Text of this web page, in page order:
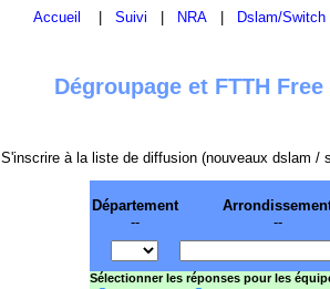
Accueil Suivi NRA Dslam/Switch
Dégroupage et FTTH
S'inscrire à la liste de diffusion (nouveaux dslam /
Département
--
--
Sélectionner les réponses pour les